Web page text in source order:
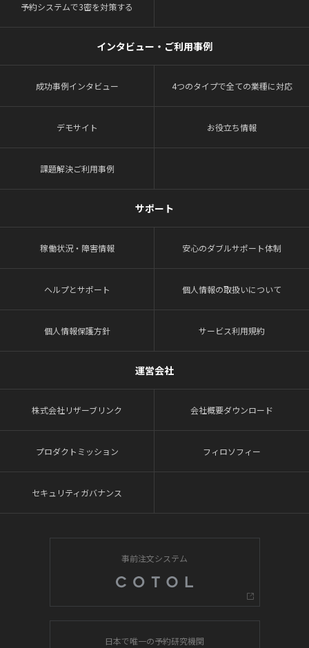
予約システムで3密を対策する
インタビュー・ご利用事例
成功事例インタビュー 4つのタイプで全ての業種に対応
デモサイト お役立ち情報
課題解決ご利用事例
サポート
稼働状況・障害情報 安心のダブルサポート体制
ヘルプとサポート 個人情報の取扱いについて
個人情報保護方針 サービス利用規約
運営会社
株式会社リザーブリンク 会社概要ダウンロード
プロダクトミッション フィロソフィー
セキュリティガバナンス
事前注文システム
日本で唯一の予約研究機関